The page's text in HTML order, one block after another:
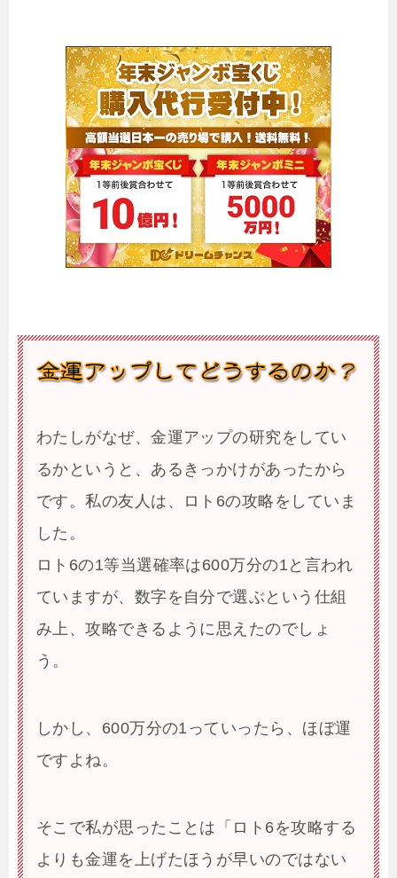
わたしがなぜ、金運アップの研究をしてい
るかというと、あるきっかけがあったから
です。私の友人は、ロト6の攻略をしていま
した。
ロト6の1等当選確率は600万分の1と言われ
ていますが、数字を自分で選ぶという仕組
み上、攻略できるように思えたのでしょ
う。
しかし、600万分の1っていったら、ほぼ運
ですよね。
そこで私が思ったことは「ロト6を攻略する
よりも金運を上げたほうが早いのではない